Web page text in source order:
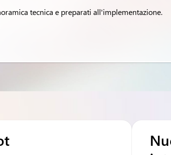
tecnica e preparati all'implementazione.